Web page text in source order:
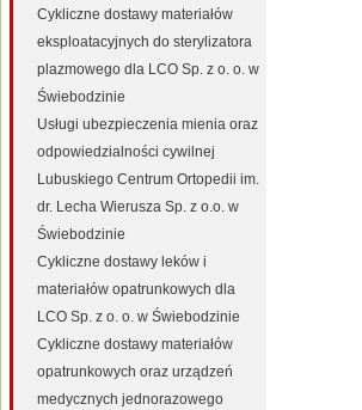
Cykliczne dostawy materiałów
eksploatacyjnych do sterylizatora
plazmowego dla LCO Sp. z o. o. w
Świebodzinie
Usługi ubezpieczenia mienia oraz
odpowiedzialności cywilnej
Lubuskiego Centrum Ortopedii im.
dr. Lecha Wierusza Sp. z o.o. w
Świebodzinie
Cykliczne dostawy leków i
materiałów opatrunkowych dla
LCO Sp. z o. o. w Świebodzinie
Cykliczne dostawy materiałów
opatrunkowych oraz urządzeń
medycznych jednorazowego